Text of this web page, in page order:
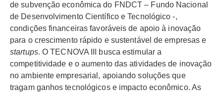
de subvenção econômica do FNDCT – Fundo Nacional
de Desenvolvimento Científico e Tecnológico -,
condições financeiras favoráveis de apoio à inovação
para o crescimento rápido e sustentável de empresas e
startups. O TECNOVA III busca estimular a
competitividade e o aumento das atividades de inovação
no ambiente empresarial, apoiando soluções que
tragam ganhos tecnológicos e impacto econômico. As